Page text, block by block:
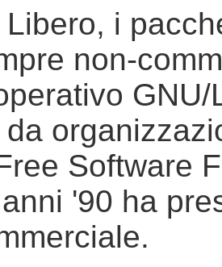
i
non-
Software
'90 ha